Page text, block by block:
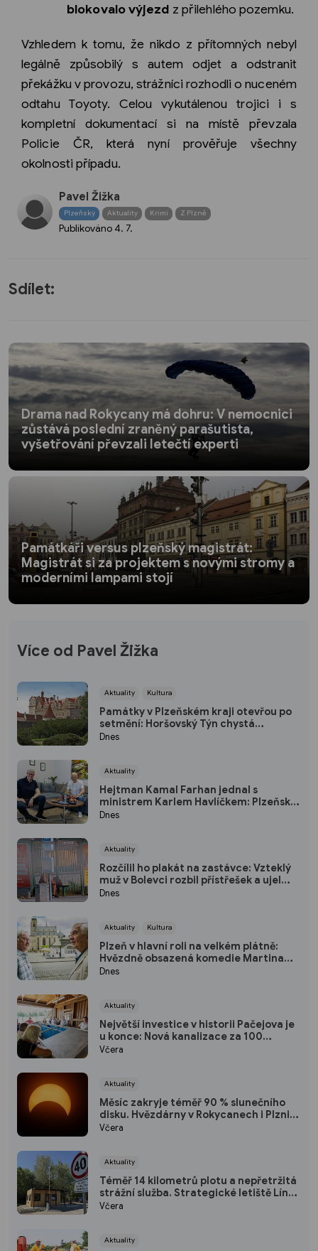
blokovalo výjezd z přilehlého pozemku.
Vzhledem k tomu, že nikdo z přítomných nebyl
legálně způsobilý s autem odjet a odstranit
překážku v provozu, strážníci rozhodli o nuceném
odtahu Toyoty. Celou vykutálenou trojici i s
kompletní dokumentací si na místě převzala
Policie ČR, která nyní prověřuje všechny
okolnosti případu.
Pavel Žižka
Plzeňský Aktuality Krimi Z Plzně
Publikováno 4. 7.
Sdílet:
Drama nad Rokycany má dohru: V nemocnici
zůstává poslední zraněný parašutista,
vyšetřování převzali letečtí experti
Památkáři versus plzeňský magistrát:
Magistrát si za projektem s novými stromy a
moderními lampami stojí
Více od Pavel Žižka
Aktuality Kultura
Památky v Plzeňském kraji otevřou po
setmění: Horšovský Týn chystá
japonský program, Rabí osvítí svíčky
Dnes
Aktuality
Hejtman Kamal Farhan jednal s
ministrem Karlem Havlíčkem: Plzeňský
kraj chce sázet na inovace a
Dnes
Aktuality
Rozčílil ho plakát na zastávce: Vzteklý
muž v Bolevci rozbil přístřešek a ujel
tramvají, strážníci ho bleskově dostihli
Dnes
Aktuality Kultura
Plzeň v hlavní roli na velkém plátně:
Hvězdně obsazená komedie Martina
Horského se představí na bezplatné
Dnes
Aktuality
Největší investice v historii Pačejova je
u konce: Nová kanalizace za 100
milionů korun získala kolaudaci, obec
Včera
Aktuality
Měsíc zakryje téměř 90 % slunečního
disku. Hvězdárny v Rokycanech i Plzni
zvou na podvečerní sledování
Včera
Aktuality
Téměř 14 kilometrů plotu a nepřetržitá
strážní služba. Strategické letiště Líně
má od srpna nový režim vstupů
Včera
Aktuality